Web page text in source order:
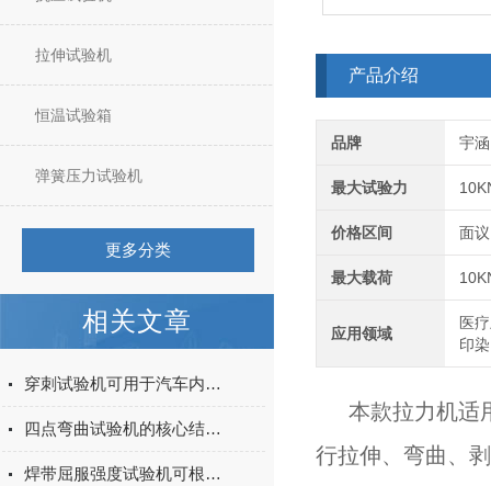
拉伸试验机
恒温试验箱
弹簧压力试验机
更多分类
相关文章
穿刺试验机可用于汽车内饰表皮、防撞缓冲材料得性能测试
四点弯曲试验机的核心结构与工作原理特点
焊带屈服强度试验机可根据不同标准和试验需求调整试验条件
产品介绍
品牌 宇涵
最大试验力
价格区间 面议
最大载荷
应用领域
医
印染
本款拉力机适
行拉伸、弯曲、